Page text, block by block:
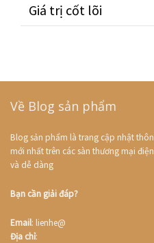
Giá trị cốt lõi
Về Blog sản phẩm
Blog sản phẩm là trang cập nhật
mới nhất trên các sàn thương mại
và dễ dàng
Bạn cần giải đáp?
Email: lienhe@
Địa chỉ: